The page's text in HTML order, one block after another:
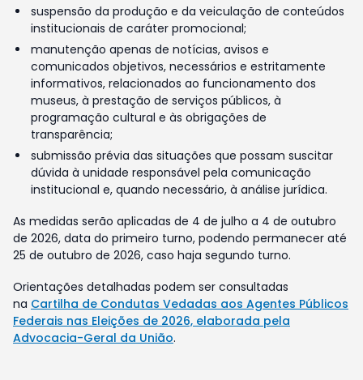
suspensão da produção e da veiculação de conteúdos
institucionais de caráter promocional;
manutenção apenas de notícias, avisos e
comunicados objetivos, necessários e estritamente
informativos, relacionados ao funcionamento dos
museus, à prestação de serviços públicos, à
programação cultural e às obrigações de
transparência;
submissão prévia das situações que possam suscitar
dúvida à unidade responsável pela comunicação
institucional e, quando necessário, à análise jurídica.
As medidas serão aplicadas de 4 de julho a 4 de outubro
de 2026, data do primeiro turno, podendo permanecer até
25 de outubro de 2026, caso haja segundo turno.
Orientações detalhadas podem ser consultadas
na Cartilha de Condutas Vedadas aos Agentes Públicos
Federais nas Eleições de 2026, elaborada pela
Advocacia-Geral da União.